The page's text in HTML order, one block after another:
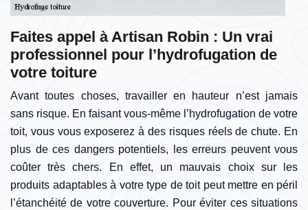
Faites appel à Artisan Robin : Un vrai
professionnel pour l’hydrofugation de
votre toiture
Avant toutes choses, travailler en hauteur n’est jamais
sans risque. En faisant vous-même l’hydrofugation de votre
toit, vous vous exposerez à des risques réels de chute. En
plus de ces dangers potentiels, les erreurs peuvent vous
coûter très chers. En effet, un mauvais choix sur les
produits adaptables à votre type de toit peut mettre en péril
l’étanchéité de votre couverture. Pour éviter ces situations